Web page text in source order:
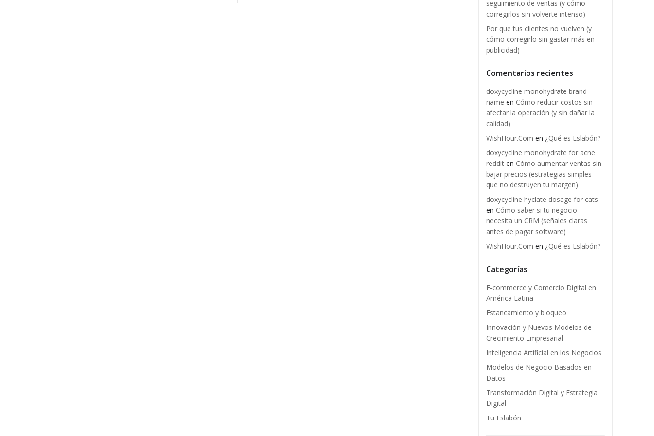
seguimiento de ventas (y cómo
corregirlos sin volverte intenso)
Por qué tus clientes no vuelven (y
cómo corregirlo sin gastar más en
publicidad)
Comentarios recientes
doxycycline monohydrate brand
name en Cómo reducir costos sin
afectar la operación (y sin dañar la
calidad)
WishHour.Com en ¿Qué es Eslabón?
doxycycline monohydrate for acne
redditen Cómo aumentar ventas sin
bajar precios (estrategias simples
que no destruyen tu margen)
doxycycline hyclate dosage for cats
en Cómo saber si tu negocio
necesita un CRM (señales claras
antes de pagar software)
WishHour.Com en ¿Qué es Eslabón?
Categorías
E-commerce y Comercio Digital en
América Latina
Estancamiento y bloqueo
Innovación y Nuevos Modelos de
Crecimiento Empresarial
Inteligencia Artificial en los Negocios
Modelos de Negocio Basados en
Datos
Transformación Digital y Estrategia
Digital
Tu Eslabón